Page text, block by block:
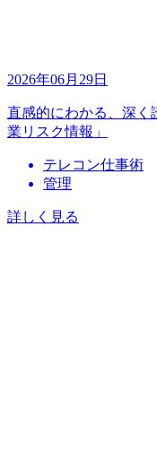
2026年06月29日
直感的にわかる、深く
業リスク情報」
テレコン仕事術
管理
詳しく見る